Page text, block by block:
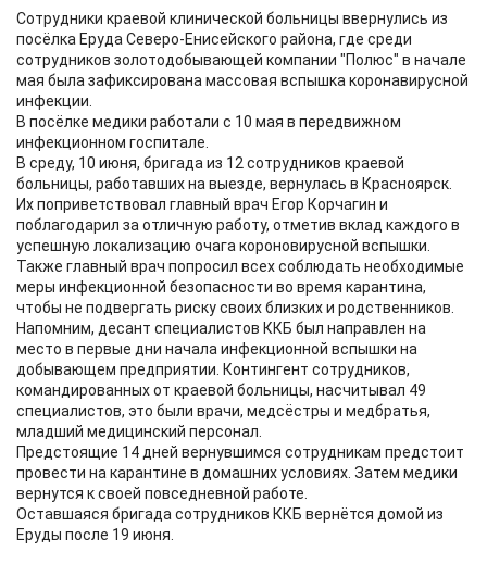
Сотрудники краевой клинической больницы ввернулись из
посёлка Еруда Северо-Енисейского района, где среди
сотрудников золотодобывающей компании "Полюс" в начале
мая была зафиксирована массовая вспышка коронавирусной
инфекции.
В посёлке медики работали с 10 мая в передвижном
инфекционном госпитале.
В среду, 10 июня, бригада из 12 сотрудников краевой
больницы, работавших на выезде, вернулась в Красноярск.
Их поприветствовал главный врач Егор Корчагин и
поблагодарил за отличную работу, отметив вклад каждого в
успешную локализацию очага короновирусной вспышки.
Также главный врач попросил всех соблюдать необходимые
меры инфекционной безопасности во время карантина,
чтобы не подвергать риску своих близких и родственников.
Напомним, десант специалистов ККБ был направлен на
место в первые дни начала инфекционной вспышки на
добывающем предприятии. Контингент сотрудников,
командированных от краевой больницы, насчитывал 49
специалистов, это были врачи, медсёстры и медбратья,
младший медицинский персонал.
Предстоящие 14 дней вернувшимся сотрудникам предстоит
провести на карантине в домашних условиях. Затем медики
вернутся к своей повседневной работе.
Оставшаяся бригада сотрудников ККБ вернётся домой из
Еруды после 19 июня.